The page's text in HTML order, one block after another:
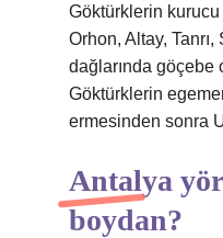
Göktürklerin
Orhon, Altay,
dağlarında göçebe
Göktürklerin
ermesinden sonra
Antalya
boydan?